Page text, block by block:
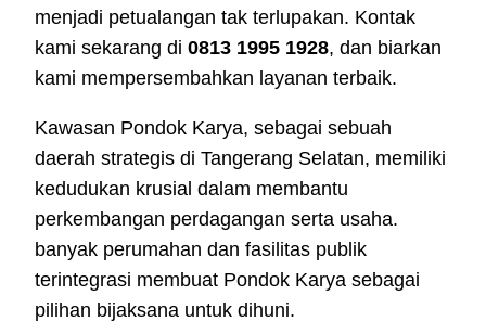
menjadi petualangan tak terlupakan. Kontak
kami sekarang di 0813 1995 1928, dan biarkan
kami mempersembahkan layanan terbaik.
Kawasan Pondok Karya, sebagai sebuah
daerah strategis di Tangerang Selatan, memiliki
kedudukan krusial dalam membantu
perkembangan perdagangan serta usaha.
banyak perumahan dan fasilitas publik
terintegrasi membuat Pondok Karya sebagai
pilihan bijaksana untuk dihuni.